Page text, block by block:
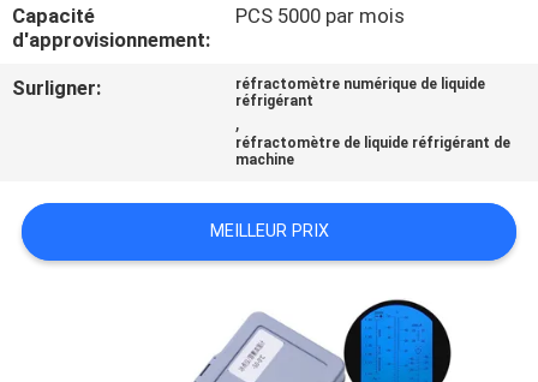
NOUVELLES
CAS
Capacité
d'approvisionnement:
PCS 5000 par mois
Surligner:
réfractomètre numérique de liquide
réfrigérant
,
réfractomètre de liquide réfrigérant de
machine
MEILLEUR PRIX